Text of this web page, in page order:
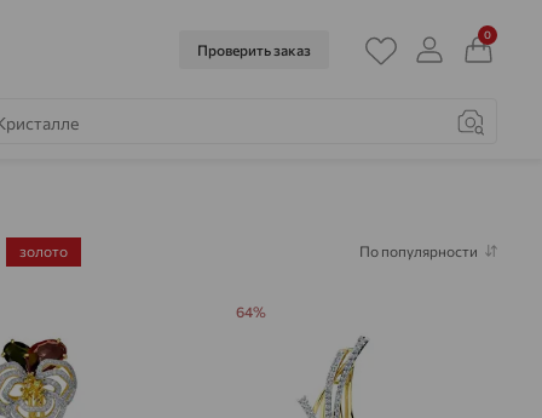
Проверить заказ
0
По популярности
золото
64%